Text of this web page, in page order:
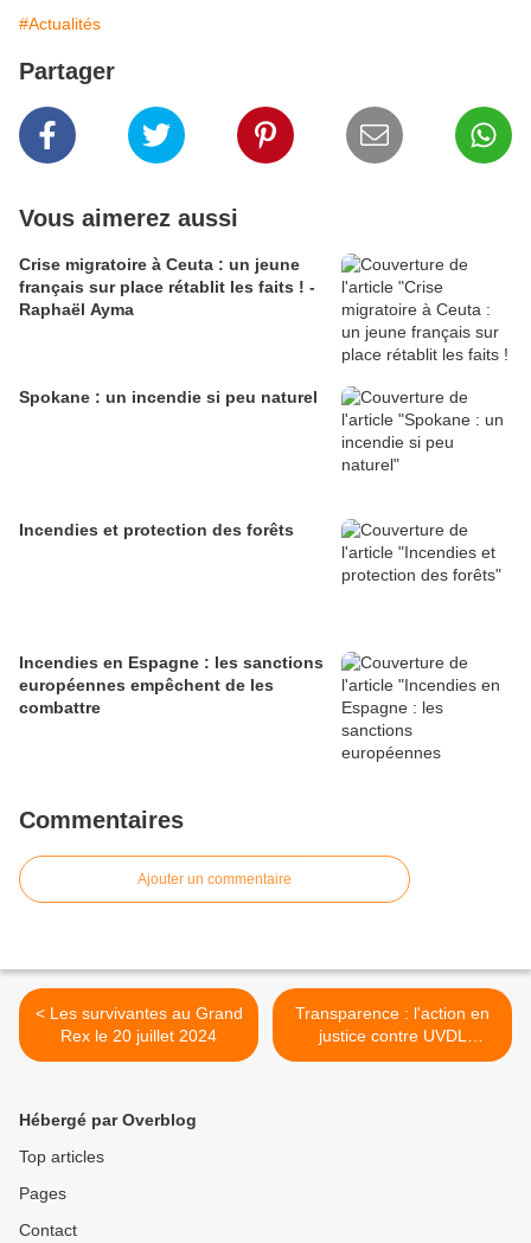
#Actualités
Partager
Vous aimerez aussi
Crise migratoire à Ceuta : un jeune
français sur place rétablit les faits ! -
Raphaël Ayma
Spokane : un incendie si peu naturel
Incendies et protection des forêts
Incendies en Espagne : les sanctions
européennes empêchent de les
combattre
Commentaires
Ajouter un commentaire
< Les survivantes au Grand
Rex le 20 juillet 2024
Transparence : l'action en
justice contre UVDL
continue >
Hébergé par Overblog
Top articles
Pages
Contact